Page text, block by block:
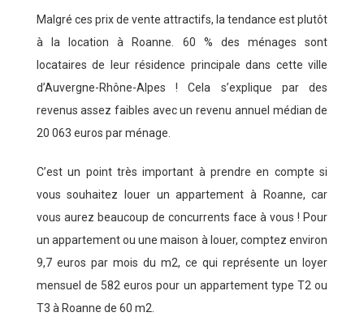
Malgré ces prix de vente attractifs, la tendance est plutôt
à la location à Roanne. 60 % des ménages sont
locataires de leur résidence principale dans cette ville
d’Auvergne-Rhône-Alpes ! Cela s’explique par des
revenus assez faibles avec un revenu annuel médian de
20 063 euros par ménage.
C’est un point très important à prendre en compte si
vous souhaitez louer un appartement à Roanne, car
vous aurez beaucoup de concurrents face à vous ! Pour
un appartement ou une maison à louer, comptez environ
9,7 euros par mois du m2, ce qui représente un loyer
mensuel de 582 euros pour un appartement type T2 ou
T3 à Roanne de 60 m2.